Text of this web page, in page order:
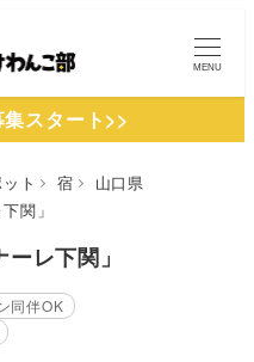
MENU
スタート>>
ト 宿
山口県
関」
レ下関」
同伴OK